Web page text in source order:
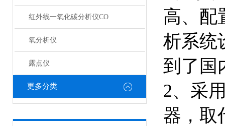
红外线一氧化碳分析仪CO
氧分析仪
露点仪
更多分类
高、配
析系统
到了国
2、采
器，取